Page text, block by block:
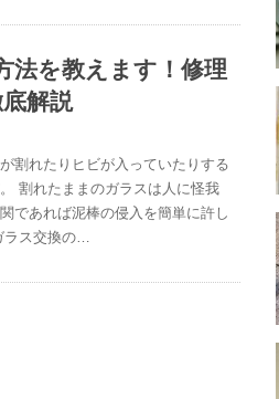
法を教えます！修理
解説
割れたりヒビが入っていたりする
割れたままのガラスは人に怪我
であれば泥棒の侵入を簡単に許し
ラス交換の…